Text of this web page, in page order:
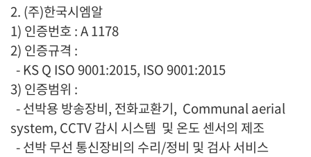
2. (주)한국시엠알
1) 인증번호 : A 1178
2) 인증규격 :
- KS Q ISO 9001:2015, ISO 9001:2015
3) 인증범위 :
- 선박용 방송장비, 전화교환기, Communal aerial
system, CCTV 감시 시스템 및 온도 센서의 제조
- 선박 무선 통신장비의 수리/정비 및 검사 서비스